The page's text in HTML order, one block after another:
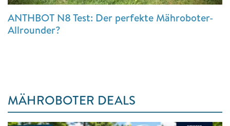
ANTHBOT N8 Test: Der perfekte Mähroboter-
Allrounder?
MÄHROBOTER DEALS